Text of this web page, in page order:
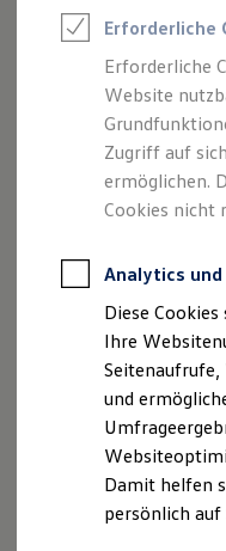
Leasing
Finanzierung
Kfz-
Garantien
Behörden
Anpfiff zum
Elektromobilität
Elektroautos
ID.
ID.
Reichweite
Rate inkl. MwSt. ab
MOTOREN (3
Benzin
Frontantrieb
Hubraum
Leistung
Besonderes
Schwarz,
IQ.LIGHT - LED-
Tagfahrlicht
Digital Cockpit
Profile wählbar
App-Connect
Android Auto
Rückfahrkamera
Erforderliche
Erforderliche
Website
Zugriff auf
ermöglichen.
Cookies nicht
Analytics
Diese
Ihre
Seitenaufrufe,
und
Damit helfen
persönlich auf